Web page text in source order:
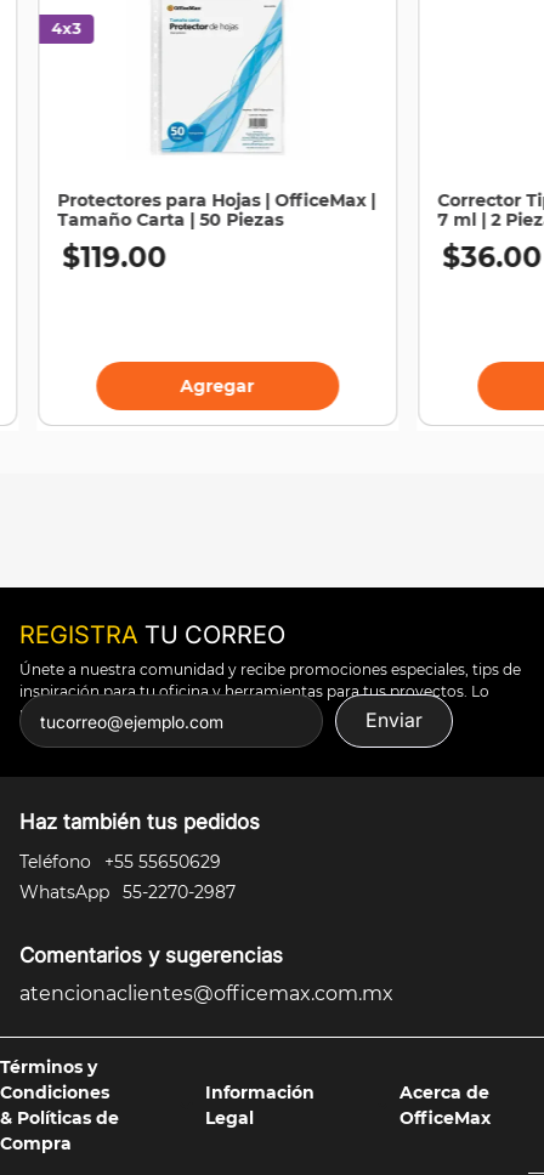
Protectores para Hojas | OfficeMax |
Tamaño Carta | 50 Piezas
$119.00
Agregar
Corrector
7 ml | 2
$36.00
REGISTRA TU CORREO
Únete a nuestra comunidad y recibe promociones especiales, tips de
inspiración para tu oficina y herramientas para tus proyectos. Lo
puedes todo.
Enviar
Haz también tus pedidos
Teléfono
+55 55650629
WhatsApp
55-2270-2987
Comentarios y sugerencias
atencionaclientes@officemax.com.mx
Términos y
Condiciones
& Políticas de
Compra
Información
Legal
Acerca de
OfficeMax